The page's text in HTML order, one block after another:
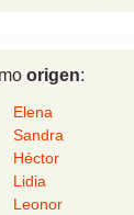
origen:
Elena
Sandra
Héctor
Lidia
Leonor